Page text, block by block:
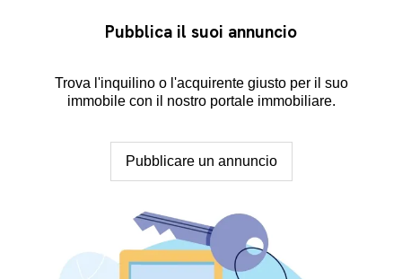
Pubblica il suoi annuncio
Trova l'inquilino o l'acquirente giusto per il suo
immobile con il nostro portale immobiliare.
Pubblicare un annuncio